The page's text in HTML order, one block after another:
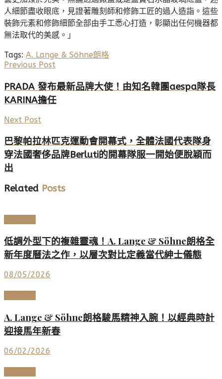
人細節盡收眼底，見證著雕刻師和修飾工匠的過人造詣。這些
裝飾元素和修飾細節全部由手工悉心打造，彰顯出任何機器都
無法取代的美感。」
Tags: A. Lange & Söhne朗格
Previous Post
PRADA 發布最新品牌大使！由知名韓團aespa隊長
KARINA擔任
Next Post
巴黎帕拉林匹克運動會開幕式，全體法國代表隊身
穿法國奢侈品牌Berluti的開幕隊服一開始便脫穎而
出
Related Posts
低調外型下的複雜靈魂！A. Lange & Söhne朗格全
新年度曆法之作，以層次對比定義當代紳士儀態
08/05/2026
A. Lange & Söhne朗格駿馬精神入腕！以經典時計
迎接馬年新春
06/02/2026